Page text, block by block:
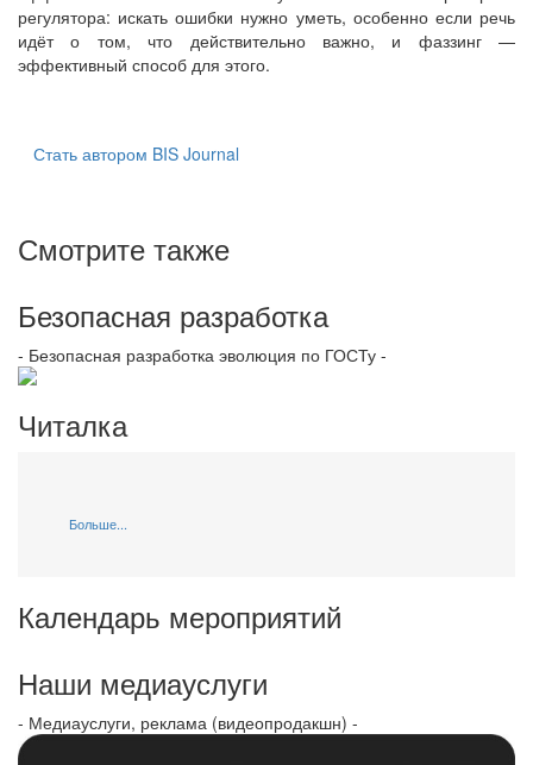
регулятора: искать ошибки нужно уметь, особенно если речь
идёт о том, что действительно важно, и фаззинг —
эффективный способ для этого.
Стать автором BIS Journal
Смотрите также
Безопасная разработка
- Безопасная разработка эволюция по ГОСТу -
Читалка
Больше...
Календарь мероприятий
Наши медиауслуги
- Медиауслуги, реклама (видеопродакшн) -